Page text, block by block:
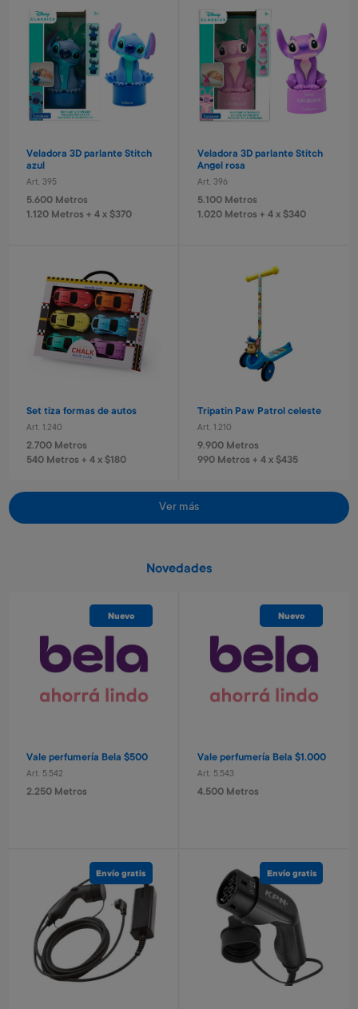
Veladora 3D parlante Stitch
azul
Art. 395
5.600 Metros
1.120 Metros + 4 x $370
Veladora 3D parlante Stitch
Angel rosa
Art. 396
5.100 Metros
1.020 Metros + 4 x $340
Set tiza formas de autos
Art. 1.240
2.700 Metros
540 Metros + 4 x $180
Tripatin Paw Patrol celeste
Art. 1.210
9.900 Metros
990 Metros + 4 x $435
Casco con luz azul
Art. 684
7.100 Metros
Casco con luz rosa
Art. 2.266
7.100 Metros
Set de protección infantil
Art. 2.265
5.700 Metros
1.140 Metros + 4 x $380
Pelota basket n° 3 Capitan
América
Art. 2.517
240 Metros + 4 x $80
Ver más
Novedades
Nuevo
Vale perfumería Bela $500
Art. 5.542
2.250 Metros
Nuevo
Vale perfumería Bela $1.000
Art. 5.543
4.500 Metros
Envío gratis Envío gratis